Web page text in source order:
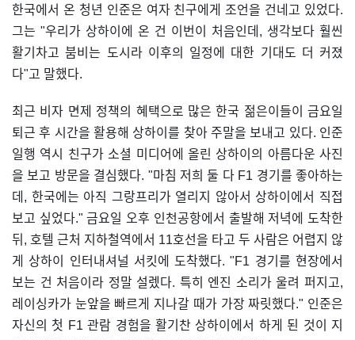
한국에서 온 청년 인준은 여자 친구에게 조언을 건네고 있었다.
그는 "우리가 상하이에 온 건 이번이 처음인데, 생각보다 훨씬
활기차고 붐비는 도시라 이후의 일정에 대한 기대도 더 커졌
다"고 말했다.
최근 비자 면제 정책의 혜택으로 많은 한국 젊은이들이 금요일
퇴근 후 시간을 활용해 상하이를 찾아 주말을 보내고 있다. 인준
일행 역시 친구가 소셜 미디어에 올린 상하이의 아름다운 사진
을 보고 방문을 결심했다. "마침 저희 둘 다 F1 경기를 좋아하는
데, 한국에는 아직 그랑프리가 열리지 않아서 상하이에서 직접
보고 싶었다." 금요일 오후 인천공항에서 출발해 저녁에 도착한
뒤, 호텔 근처 지하철역에서 11호선을 타고 두 사람은 어렵지 않
게 상하이 인터내셔널 서킷에 도착했다. "F1 경기를 현장에서
보는 건 처음이라 정말 설렜다. 특히 엔진 소리가 울려 퍼지고,
레이싱카가 눈앞을 빠르게 지나갈 때가 가장 짜릿했다." 인준은
자신의 첫 F1 관람 경험을 활기찬 상하이에서 하게 된 것이 지